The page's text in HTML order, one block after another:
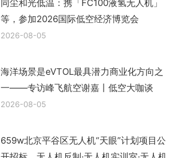
同尘和光低温：携「FC100液氢无人机」
等，参加2026国际低空经济博览会
2026-08-05
海洋场景是eVTOL最具潜力商业化方向之
一——专访峰飞航空谢嘉丨低空大咖谈
2026-08-05
659w北京平谷区无人机“天眼”计划项目公